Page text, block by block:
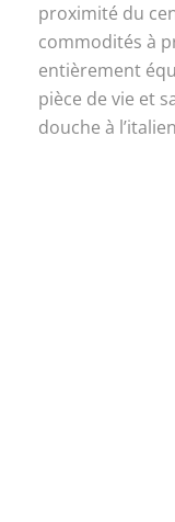
proximité du
commodités à
entièrement
pièce de vie et
douche à